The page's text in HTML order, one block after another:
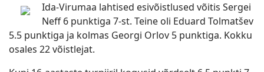
Ida-Virumaa lahtised esivõistlused võitis Sergei
Neff 6 punktiga 7-st. Teine oli Eduard Tolmatšev
5.5 punktiga ja kolmas Georgi Orlov 5 punktiga. Kokku
osales 22 võistlejat.